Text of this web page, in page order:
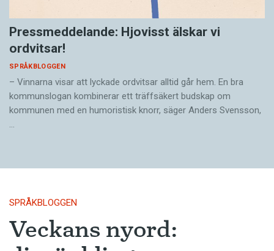
Pressmeddelande: Hjovisst älskar vi
ordvitsar!
SPRÅKBLOGGEN
– Vinnarna visar att lyckade ordvitsar alltid går hem. En bra
kommunslogan kombinerar ett träffsäkert budskap om
kommunen med en humoristisk knorr, säger Anders Svensson,
…
SPRÅKBLOGGEN
Veckans nyord: